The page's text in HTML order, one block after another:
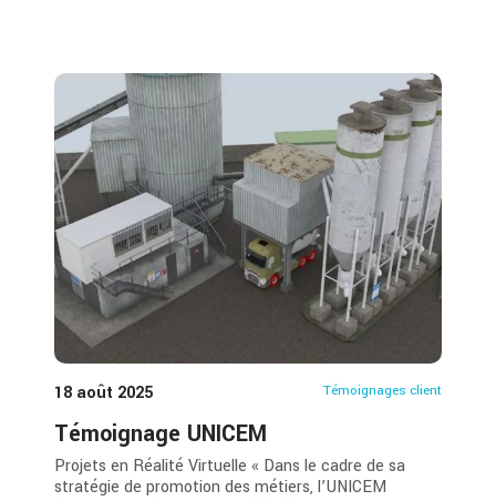
18 août 2025 Témoignages client
Témoignage UNICEM
Projets en Réalité Virtuelle « Dans le cadre de sa
stratégie de promotion des métiers, l’UNICEM